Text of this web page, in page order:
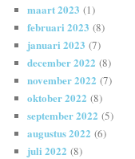
maart 2023 (1)
februari 2023 (8)
januari 2023 (7)
december 2022 (8)
november 2022 (7)
oktober 2022 (8)
september 2022 (5)
augustus 2022 (6)
juli 2022 (8)